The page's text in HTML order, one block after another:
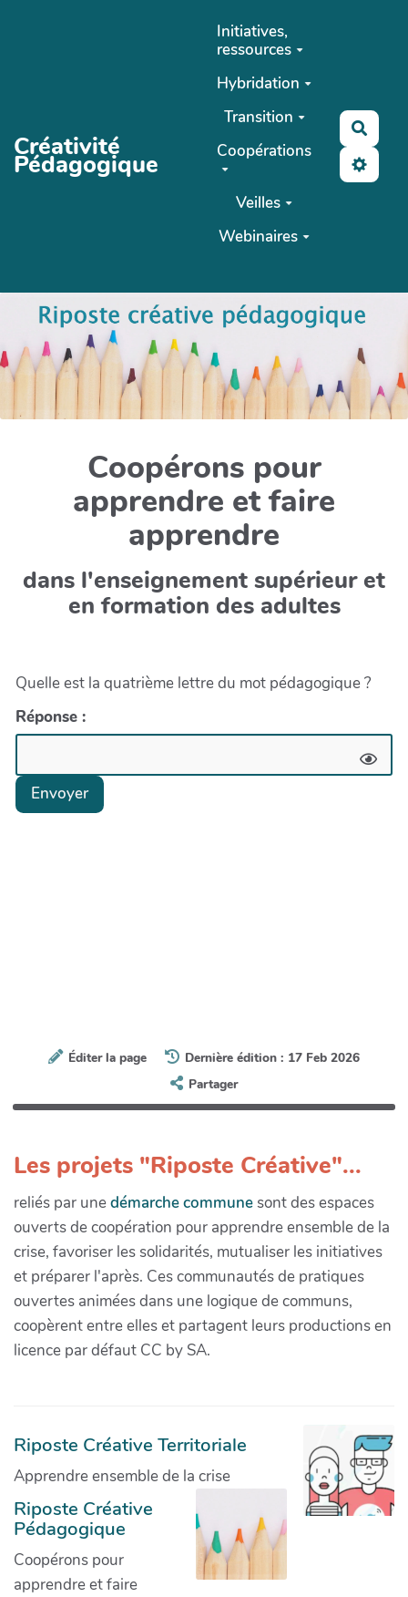
Créativité
Pédagogique
Initiatives,
ressources
Hybridation
Transition
Coopérations
Veilles
Webinaires
Coopérons pour
apprendre et faire
apprendre
dans l'enseignement supérieur et
en formation des adultes
Quelle est la quatrième lettre du mot pédagogique ?
Réponse :
Envoyer
Éditer la page
Dernière édition : 17 Feb 2026
Partager